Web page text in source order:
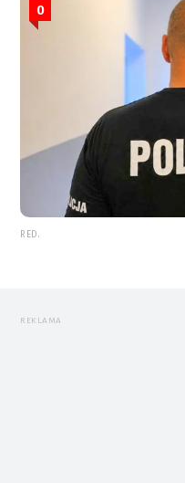
0
RED.
REKLAMA